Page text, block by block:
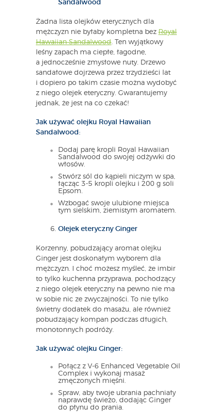
Sandalwood
Żadna lista olejków eterycznych dla
mężczyzn nie byłaby kompletna bez Royal
Hawaiian Sandalwood. Ten wyjątkowy
leśny zapach ma ciepłe, łagodne,
a jednocześnie zmysłowe nuty. Drzewo
sandałowe dojrzewa przez trzydzieści lat
i dopiero po takim czasie można wydobyć
z niego olejek eteryczny. Gwarantujemy
jednak, że jest na co czekać!
Jak używać olejku Royal Hawaiian
Sandalwood:
Dodaj parę kropli Royal Hawaiian
Sandalwood do swojej odżywki do
włosów.
Stwórz sól do kąpieli niczym w spa,
łącząc 3-5 kropli olejku i 200 g soli
Epsom.
Wzbogać swoje ulubione miejsca
tym sielskim, ziemistym aromatem.
Olejek eteryczny Ginger
Korzenny, pobudzający aromat olejku
Ginger jest doskonałym wyborem dla
mężczyzn. I choć możesz myśleć, że imbir
to tylko kuchenna przyprawa, pochodzący
z niego olejek eteryczny na pewno nie ma
w sobie nic ze zwyczajności. To nie tylko
świetny dodatek do masażu, ale również
pobudzający kompan podczas długich,
monotonnych podróży.
Jak używać olejku Ginger:
Połącz z V-6 Enhanced Vegetable Oil
Complex i wykonaj masaż
zmęczonych mięśni.
Spraw, aby twoje ubrania pachniały
naprawdę świeżo, dodając Ginger
do płynu do prania.